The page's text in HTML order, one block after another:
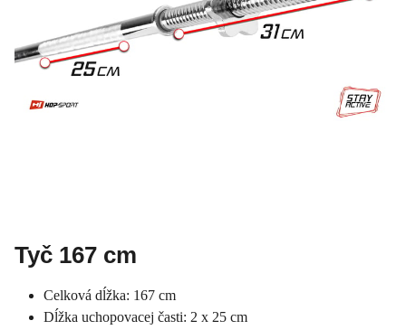
Tyč 167 cm
Celková dĺžka: 167 cm
Dĺžka uchopovacej časti: 2 x 25 cm